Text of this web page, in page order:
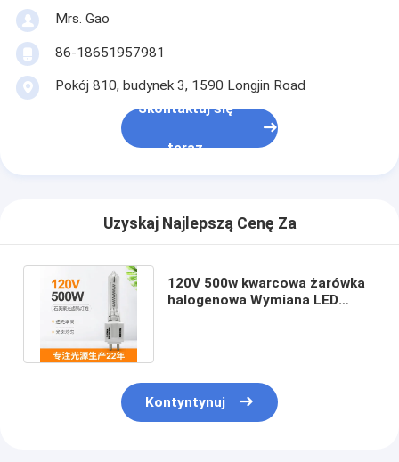
Mrs. Gao
86-18651957981
Pokój 810, budynek 3, 1590 Longjin Road
Skontaktuj się
teraz
Uzyskaj Najlepszą Cenę Za
120V 500w kwarcowa żarówka
halogenowa Wymiana LED
Kontyntynuj